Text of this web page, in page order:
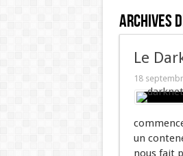
Archives
Le
18
un
nous fait